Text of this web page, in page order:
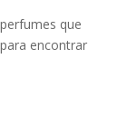
que
encontrar